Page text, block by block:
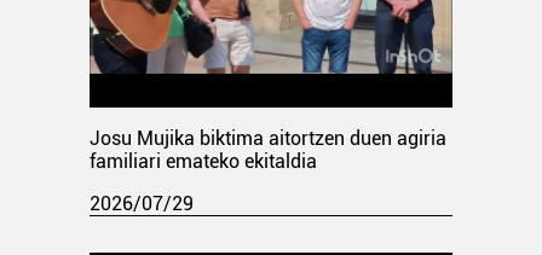
Josu Mujika biktima aitortzen duen agiria
familiari emateko ekitaldia
2026/07/29